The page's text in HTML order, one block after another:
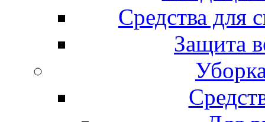
Средства для
Защита